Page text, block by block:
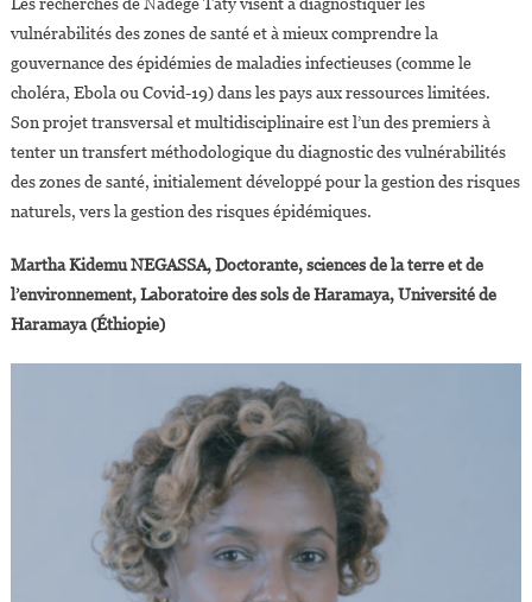
vulnérabilités des zones de santé et à mieux comprendre la
gouvernance des épidémies de maladies infectieuses (comme le
choléra, Ebola ou Covid-19) dans les pays aux ressources limitées.
Son projet transversal et multidisciplinaire est l’un des premiers à
tenter un transfert méthodologique du diagnostic des vulnérabilités
des zones de santé, initialement développé pour la gestion des risques
naturels, vers la gestion des risques épidémiques.
Martha Kidemu NEGASSA, Doctorante, sciences de la terre et de
l’environnement, Laboratoire des sols de Haramaya, Université de
Haramaya (Éthiopie)